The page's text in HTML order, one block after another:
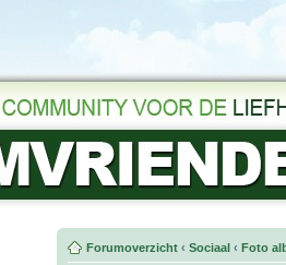
Forumoverzicht ‹ Sociaal ‹ Foto